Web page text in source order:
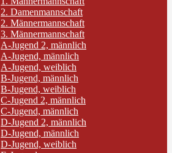
2. Damenmannschaft
2. Männermannschaft
3. Männermannschaft
A-Jugend 2, männlich
A-Jugend, männlich
A-Jugend, weiblich
B-Jugend, männlich
B-Jugend, weiblich
C-Jugend 2, männlich
C-Jugend, männlich
D-Jugend 2, männlich
D-Jugend, männlich
D-Jugend, weiblich